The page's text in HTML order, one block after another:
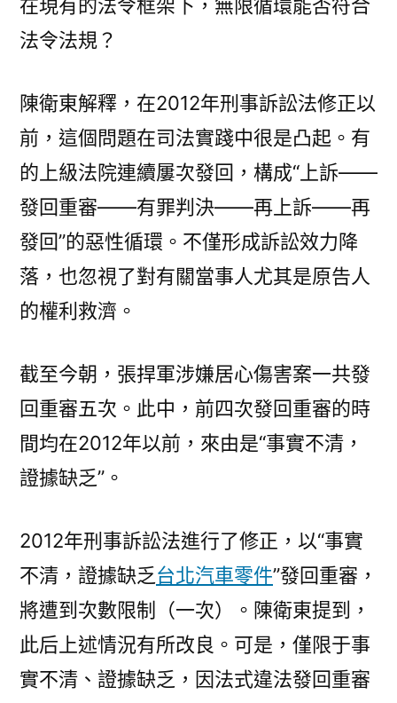
在現有的法令框架下，無限循環能否符合
法令法規？
陳衛東解釋，在2012年刑事訴訟法修正以
前，這個問題在司法實踐中很是凸起。有
的上級法院連續屢次發回，構成“上訴——
發回重審——有罪判決——再上訴——再
發回”的惡性循環。不僅形成訴訟效力降
落，也忽視了對有關當事人尤其是原告人
的權利救濟。
截至今朝，張捍軍涉嫌居心傷害案一共發
回重審五次。此中，前四次發回重審的時
間均在2012年以前，來由是“事實不清，
證據缺乏”。
2012年刑事訴訟法進行了修正，以“事實
不清，證據缺乏台北汽車零件”發回重審，
將遭到次數限制（一次）。陳衛東提到，
此后上述情況有所改良。可是，僅限于事
實不清、證據缺乏，因法式違法發回重審